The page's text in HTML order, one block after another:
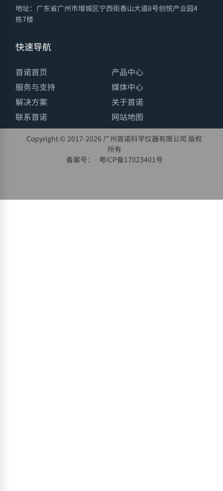
地址：广东省广州市增城区宁西街香山大道8号创悦产业园4
栋7楼
快速导航
首诺首页
产品中心
服务与支持
媒体中心
解决方案
关于首诺
联系首诺
网站地图
Copyright © 2017-2026 广州首诺科学仪器有限公司 版权
所有
备案号：
粤ICP备17023401号